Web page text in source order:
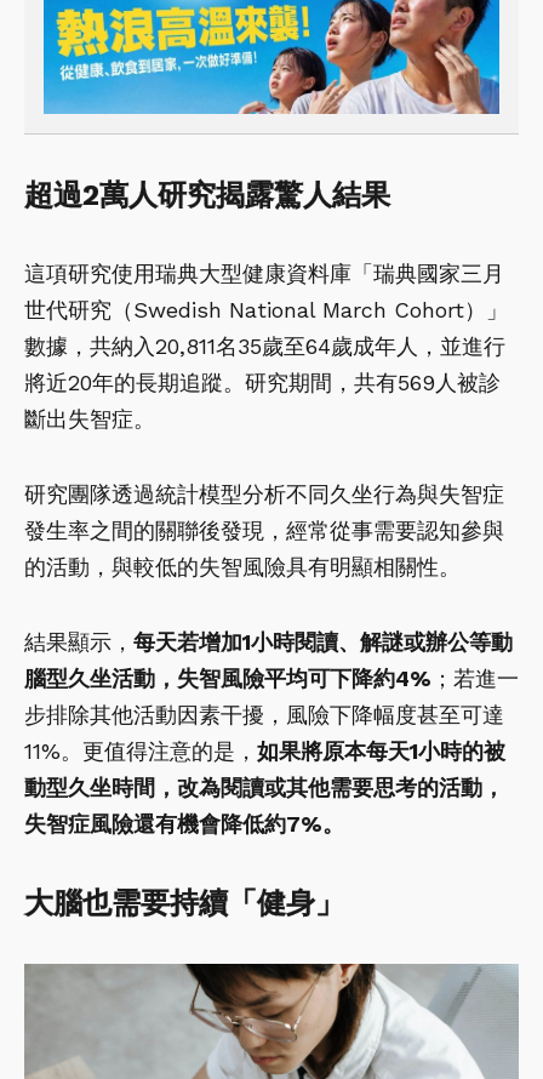
超過2萬人研究揭露驚人結果
這項研究使用瑞典大型健康資料庫「瑞典國家三月
世代研究（Swedish National March Cohort）」
數據，共納入20,811名35歲至64歲成年人，並進行
將近20年的長期追蹤。研究期間，共有569人被診
斷出失智症。
研究團隊透過統計模型分析不同久坐行為與失智症
發生率之間的關聯後發現，經常從事需要認知參與
的活動，與較低的失智風險具有明顯相關性。
結果顯示， 每天若增加1小時閱讀、解謎或辦公等動
腦型久坐活動，失智風險平均可下降約4% ；若進一
步排除其他活動因素干擾，風險下降幅度甚至可達
11%。更值得注意的是， 如果將原本每天1小時的被
動型久坐時間，改為閱讀或其他需要思考的活動，
失智症風險還有機會降低約7%。
大腦也需要持續「健身」